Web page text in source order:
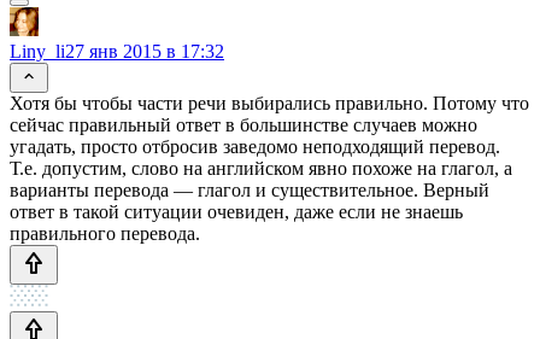
Liny_li27 янв 2015 в 17:32
Хотя бы чтобы части речи выбирались правильно. Потому что
сейчас правильный ответ в большинстве случаев можно
угадать, просто отбросив заведомо неподходящий перевод.
Т.е. допустим, слово на английском явно похоже на глагол, а
варианты перевода — глагол и существительное. Верный
ответ в такой ситуации очевиден, даже если не знаешь
правильного перевода.